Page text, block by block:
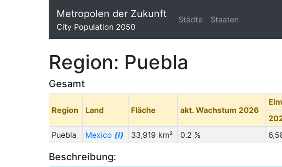
Metropolen der Zukunft
City Population 2050
Städte Staaten
Region: Puebla
Gesamt
Region Land Fläche akt. Wachstum 2026
Puebla
Mexico (i) 33,919 km² 0.2 %
Beschreibung: